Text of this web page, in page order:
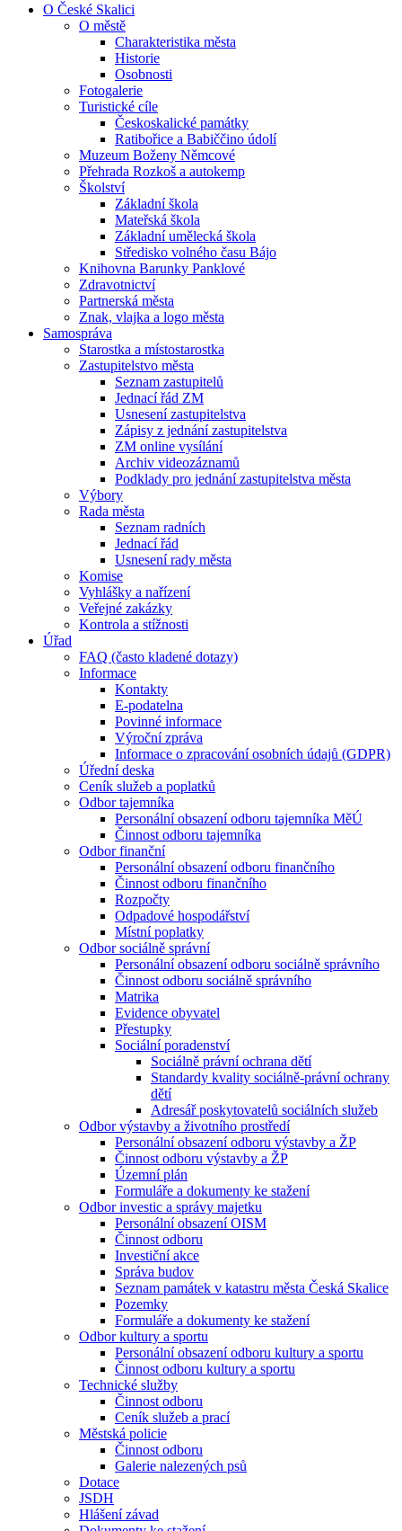
O České Skalici
O městě
Charakteristika města
Historie
Osobnosti
Fotogalerie
Turistické cíle
Českoskalické památky
Ratibořice a Babiččino údolí
Muzeum Boženy Němcové
Přehrada Rozkoš a autokemp
Školství
Základní škola
Mateřská škola
Základní umělecká škola
Středisko volného času Bájo
Knihovna Barunky Panklové
Zdravotnictví
Partnerská města
Znak, vlajka a logo města
Samospráva
Starostka a místostarostka
Zastupitelstvo města
Seznam zastupitelů
Jednací řád ZM
Usnesení zastupitelstva
Zápisy z jednání zastupitelstva
ZM online vysílání
Archiv videozáznamů
Podklady pro jednání zastupitelstva města
Výbory
Rada města
Seznam radních
Jednací řád
Usnesení rady města
Komise
Vyhlášky a nařízení
Veřejné zakázky
Kontrola a stížnosti
Úřad
FAQ (často kladené dotazy)
Informace
Kontakty
E-podatelna
Povinné informace
Výroční zpráva
Informace o zpracování osobních údajů (GDPR)
Úřední deska
Ceník služeb a poplatků
Odbor tajemníka
Personální obsazení odboru tajemníka MěÚ
Činnost odboru tajemníka
Odbor finanční
Personální obsazení odboru finančního
Činnost odboru finančního
Rozpočty
Odpadové hospodářství
Místní poplatky
Odbor sociálně správní
Personální obsazení odboru sociálně správního
Činnost odboru sociálně správního
Matrika
Evidence obyvatel
Přestupky
Sociální poradenství
Sociálně právní ochrana dětí
Standardy kvality sociálně-právní ochrany
dětí
Adresář poskytovatelů sociálních služeb
Odbor výstavby a životního prostředí
Personální obsazení odboru výstavby a ŽP
Činnost odboru výstavby a ŽP
Územní plán
Formuláře a dokumenty ke stažení
Odbor investic a správy majetku
Personální obsazení OISM
Činnost odboru
Investiční akce
Správa budov
Seznam památek v katastru města Česká Skalice
Pozemky
Formuláře a dokumenty ke stažení
Odbor kultury a sportu
Personální obsazení odboru kultury a sportu
Činnost odboru kultury a sportu
Technické služby
Činnost odboru
Ceník služeb a prací
Městská policie
Činnost odboru
Galerie nalezených psů
Dotace
JSDH
Hlášení závad